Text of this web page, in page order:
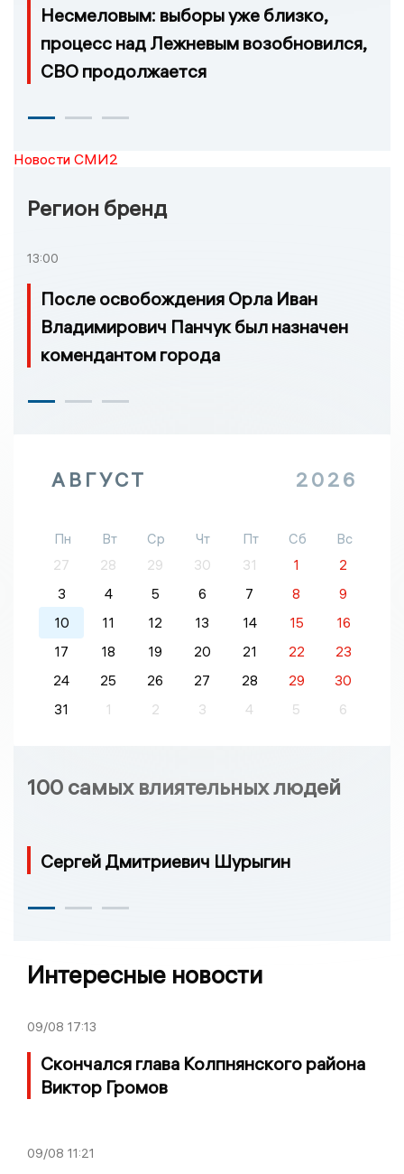
Несмеловым: выборы уже близко,
процесс над Лежневым возобновился,
СВО продолжается
Новости СМИ2
Регион бренд
13:00
После освобождения Орла Иван
Владимирович Панчук был назначен
комендантом города
АВГУСТ 2026
Пн Вт Ср Чт Пт Сб
Вс
27
28 29 30 31 1
2
3
4 5 6 7 8
9
10
11 12 13 14 15
16
17
18 19 20 21 22
23
24
25 26 27 28 29
30
31
1 2 3 4 5 6
100 самых влиятельных людей
Сергей Дмитриевич Шурыгин
Интересные новости
09/08 17:13
Скончался глава Колпнянского района
Виктор Громов
09/08 11:21